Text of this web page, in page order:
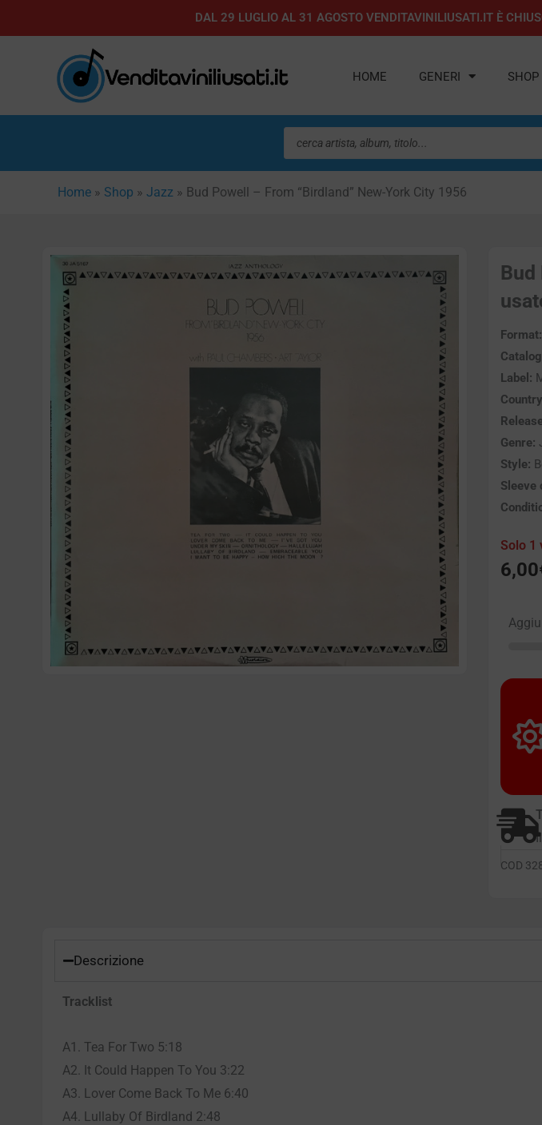
al
DAL 29 LUGLIO AL 31 AGOSTO VENDITAVINILIUSATI.IT È
HOME GENERI SHOP
Ricerca
prodotti
Home » Shop » Jazz » Bud Powell – From “Birdland” New-York City 1956
Format:
Label:
Genre:
Style:
Sleeve
Solo 1
6,00
COD
Descrizione
Tracklist
A1. Tea For Two 5:18
A2. It Could Happen To You 3:22
A3. Lover Come Back To Me 6:40
A4. Lullaby Of Birdland 2:48